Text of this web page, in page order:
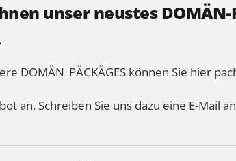
unser neustes DOMÄN-
DOMÄN_PÄCKÄGES können Sie hier
an. Schreiben Sie uns dazu eine E-Mail an